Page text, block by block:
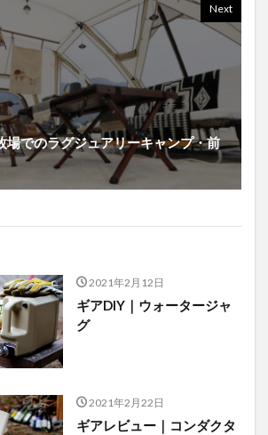
Next
場でのラグジュアリーキャンプ・前
2021年2月12日
ギアDIY｜ウォータージャ
グ
2021年2月22日
ギアレビュー｜コンダクタ